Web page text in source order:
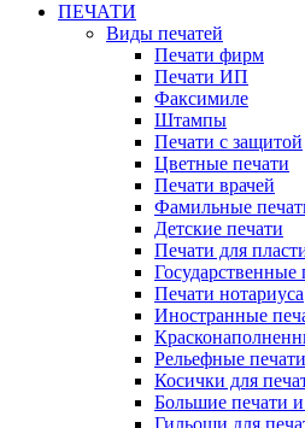
ПЕЧАТИ
Виды печатей
Печати фирм
Печати ИП
Факсимиле
Штампы
Печати с защитой
Цветные печати
Печати врачей
Фамильные
Детские печати
Печати для
Государственные
Печати нотариуса
Иностранные
Рельефные печати
Косички для
Большие печати
Гильоши для